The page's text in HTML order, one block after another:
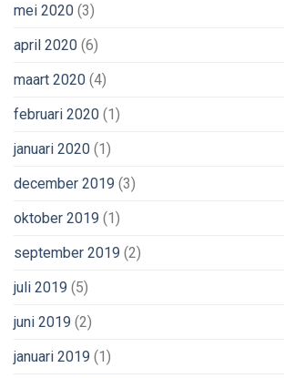
mei 2020 (3)
april 2020 (6)
maart 2020 (4)
februari 2020 (1)
januari 2020 (1)
december 2019 (3)
oktober 2019 (1)
september 2019 (2)
juli 2019 (5)
juni 2019 (2)
januari 2019 (1)